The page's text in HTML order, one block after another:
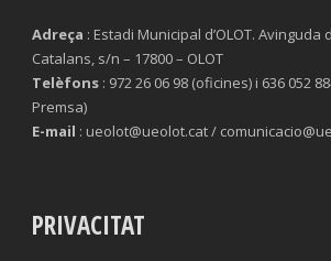
Adreça : Estadi Municipal d’OLOT. Avinguda
Catalans, s/n – 17800 – OLOT
Telèfons : 972 26 06 98 (oficines) i 636 052
Premsa)
E-mail : ueolot@ueolot.cat /
PRIVACITAT